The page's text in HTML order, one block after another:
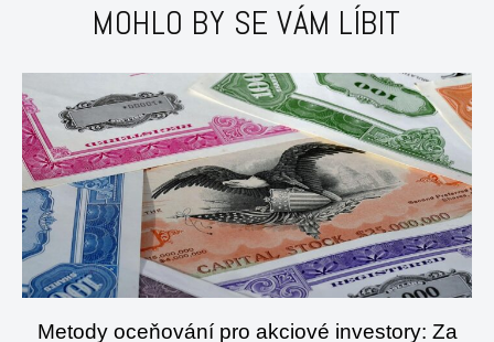
MOHLO BY SE VÁM LÍBIT
Metody oceňování pro akciové investory: Za